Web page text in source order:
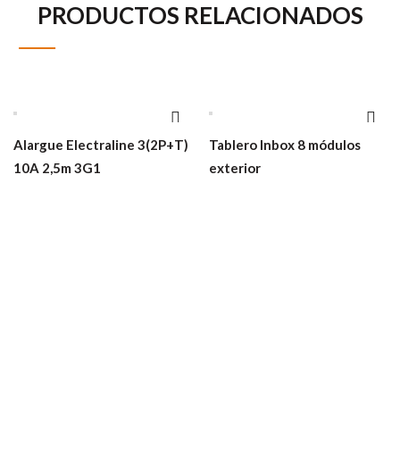
PRODUCTOS RELACIONADOS
Alargue Electraline 3(2P+T)
10A 2,5m 3G1
Tablero Inbox 8 módulos
exterior